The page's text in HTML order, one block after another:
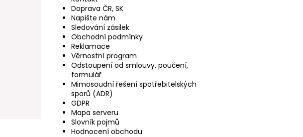
Doprava ČR, SK
Napište nám
Sledování zásilek
Obchodní podmínky
Reklamace
Věrnostní program
Odstoupení od smlouvy, poučení,
formulář
Mimosoudní řešení spotřebitelských
sporů (ADR)
GDPR
Mapa serveru
Slovník pojmů
Hodnocení obchodu